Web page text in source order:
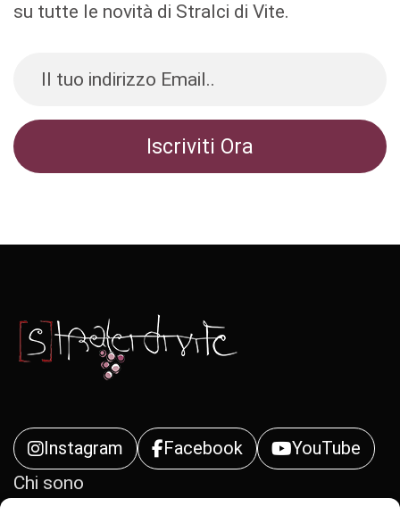
su tutte le novità di Stralci di Vite.
Instagram Facebook
YouTube
Chi sono